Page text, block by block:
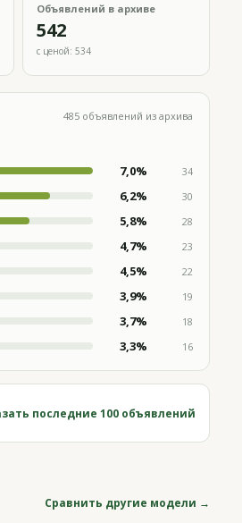
Объявлений в архиве
542
с ценой: 534
485 объявлений из архива
7,0%
34
6,2%
30
5,8%
28
4,7%
23
4,5%
22
3,9%
19
3,7%
18
3,3% 16
последние 100 объявлений
Сравнить другие модели →